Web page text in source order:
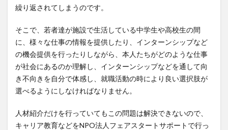
繰り返されてしまうのです。
そこで、若者達が施設で生活している中学生や高校生の間
に、様々な仕事の情報を提供したり、インターンシップなど
の機会提供を行ったりしながら、本人たちがどのような仕事
が社会にあるのか理解し、インターンシップなどを通して向
き不向きを自分で体感し、就職活動の時により良い選択肢が
選べるようにしなければなりません。
人材紹介だけを行っていてもこの問題は解決できないので、
キャリア教育などをNPO法人フェアスタートサポートで行っ